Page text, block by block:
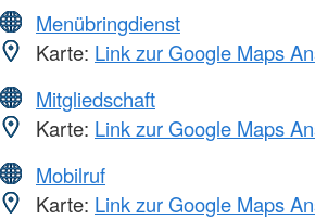
Menübringdienst
Karte: Link zur Google Maps
Mitgliedschaft
Karte: Link zur Google Maps
Mobilruf
Karte: Link zur Google Maps